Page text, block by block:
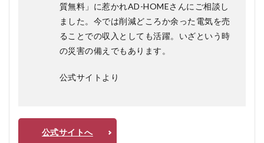
質無料」に惹かれAD-HOMEさんにご相談し
ました。今では削減どころか余った電気を売
ることでの収入としても活躍。いざという時
の災害の備えでもあります。
公式サイトより
公式サイトへ